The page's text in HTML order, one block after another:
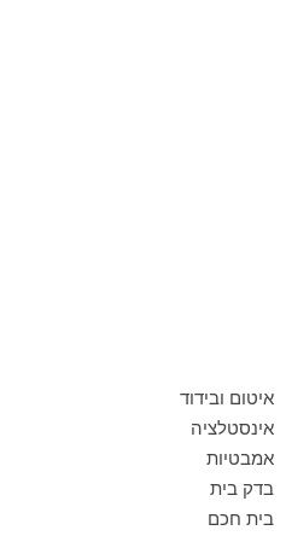
איטום ובידוד
אינסטלציה
אמבטיות
בדק בית
בית חכם